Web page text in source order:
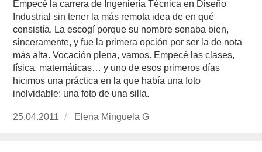
Empecé la carrera de Ingeniería Técnica en Diseño
Industrial sin tener la más remota idea de en qué
consistía. La escogí porque su nombre sonaba bien,
sinceramente, y fue la primera opción por ser la de nota
más alta. Vocación plena, vamos. Empecé las clases,
física, matemáticas… y uno de esos primeros días
hicimos una práctica en la que había una foto
inolvidable: una foto de una silla.
Publicado
25.04.2011 https://www.experimenta.es/author/
Elena Minguela G